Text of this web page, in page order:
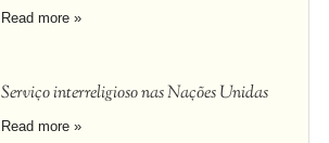
Read more »
Serviço interreligioso nas Nações Unidas
Read more »